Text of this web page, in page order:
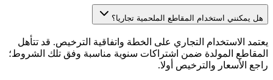
هل يمكنني استخدام المقاطع الملحمية تجاريا؟
يعتمد الاستخدام التجاري على الخطة واتفاقية الترخيص. قد تتأهل
المقاطع المولدة ضمن اشتراكات سنوية مناسبة وفق تلك الشروط؛
راجع الأسعار والترخيص أولا.